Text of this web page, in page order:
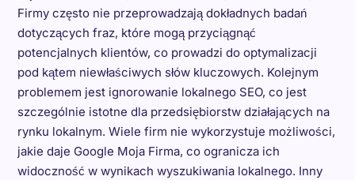
Firmy często nie przeprowadzają dokładnych badań
dotyczących fraz, które mogą przyciągnąć
potencjalnych klientów, co prowadzi do optymalizacji
pod kątem niewłaściwych słów kluczowych. Kolejnym
problemem jest ignorowanie lokalnego SEO, co jest
szczególnie istotne dla przedsiębiorstw działających na
rynku lokalnym. Wiele firm nie wykorzystuje możliwości,
jakie daje Google Moja Firma, co ogranicza ich
widoczność w wynikach wyszukiwania lokalnego. Inny